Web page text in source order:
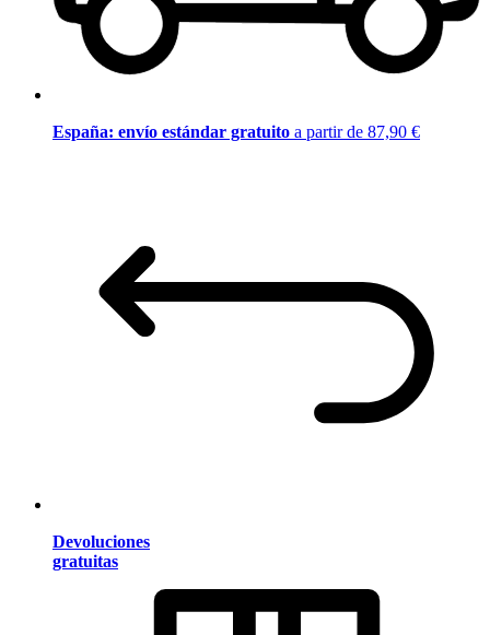
España: envío estándar gratuito a partir de 87,90 €
Devoluciones
gratuitas